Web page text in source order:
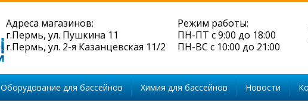
Режим работы:
ПН-ПТ с 9:00 до 18:00
ПН-ВС с 10:00 до 21:00
Адреса магазинов:
г.Пермь, ул. Пушкина 11
г.Пермь, ул. 2-я Казанцевская 11/2
Оборудование для бассейнов Химия для бассейнов Новости